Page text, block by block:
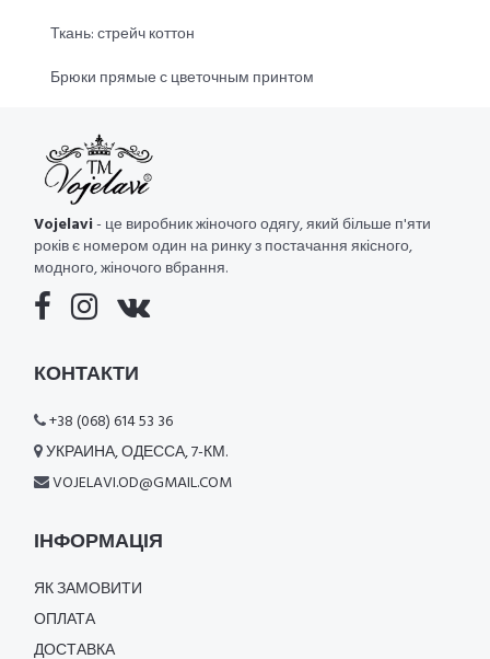
Ткань: стрейч коттон
Брюки прямые с цветочным принтом
Vojelavi- це виробник жіночого одягу, який більше п'яти
років є номером один на ринку з постачання якісного,
модного, жіночого вбрання.
КОНТАКТИ
+38 (068) 614 53 36
УКРАИНА, ОДЕССА, 7-КМ.
VOJELAVI.OD@GMAIL.COM
ІНФОРМАЦІЯ
ЯК ЗАМОВИТИ
ОПЛАТА
ДОСТАВКА